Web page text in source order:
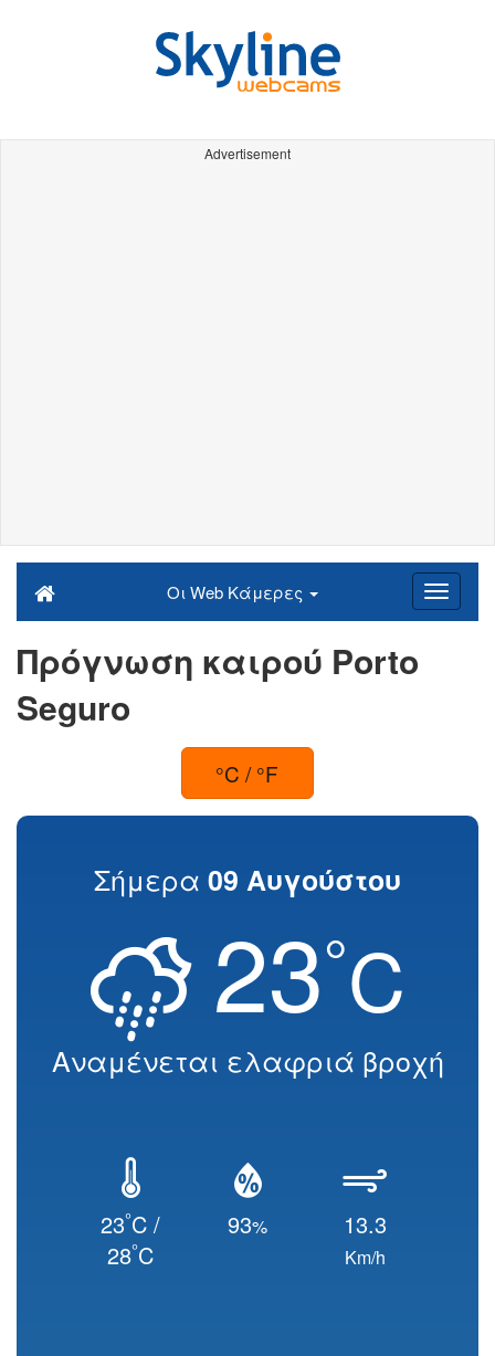
Advertisement
Οι Web Κάμερες
Πρόγνωση καιρού Porto
Seguro
°C / °F
Σήμερα 09 Αυγούστου
23°C
Αναμένεται ελαφριά βροχή
23°C /
28°C
93% 13.3
Km/h